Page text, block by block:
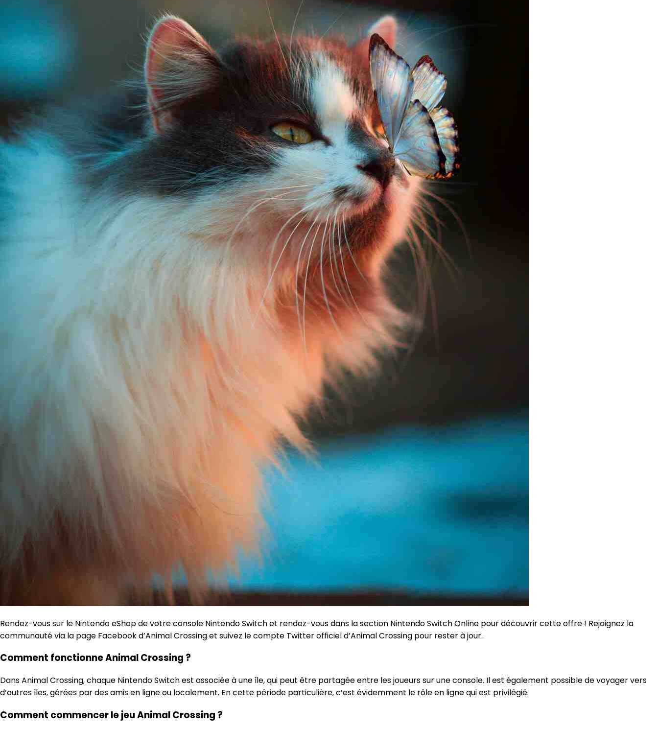
Rendez-vous sur le Nintendo eShop de votre console Nintendo Switch et rendez-vous dans la section Nintendo Switch Online pour découvrir cette offre ! Rejoignez la
communauté via la page Facebook d’Animal Crossing et suivez le compte Twitter officiel d’Animal Crossing pour rester à jour.
Comment fonctionne Animal Crossing ?
Dans Animal Crossing, chaque Nintendo Switch est associée à une île, qui peut être partagée entre les joueurs sur une console. Il est également possible de voyager vers
d’autres îles, gérées par des amis en ligne ou localement. En cette période particulière, c’est évidemment le rôle en ligne qui est privilégié.
Comment commencer le jeu Animal Crossing ?